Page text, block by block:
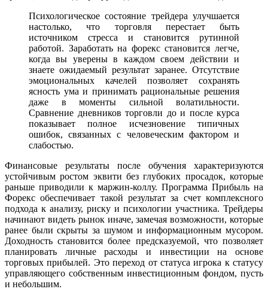
Психологическое состояние трейдера улучшается
настолько, что торговля перестает быть
источником стресса и становится рутинной
работой. Заработать на форекс становится легче,
когда вы уверены в каждом своем действии и
знаете ожидаемый результат заранее. Отсутствие
эмоциональных качелей позволяет сохранять
ясность ума и принимать рациональные решения
даже в моменты сильной волатильности.
Сравнение дневников торговли до и после курса
показывает полное исчезновение типичных
ошибок, связанных с человеческим фактором и
слабостью.
Финансовые результаты после обучения характеризуются
устойчивым ростом эквити без глубоких просадок, которые
раньше приводили к маржин-коллу. Программа Прибыль на
Форекс обеспечивает такой результат за счет комплексного
подхода к анализу, риску и психологии участника. Трейдеры
начинают видеть рынок иначе, замечая возможности, которые
ранее были скрыты за шумом и информационным мусором.
Доходность становится более предсказуемой, что позволяет
планировать личные расходы и инвестиции на основе
торговых прибылей. Это переход от статуса игрока к статусу
управляющего собственным инвестиционным фондом, пусть
и небольшим.